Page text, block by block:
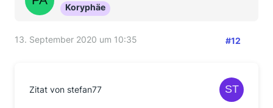
Koryphäe
13. September 2020 um 10:35 #12
Zitat von stefan77